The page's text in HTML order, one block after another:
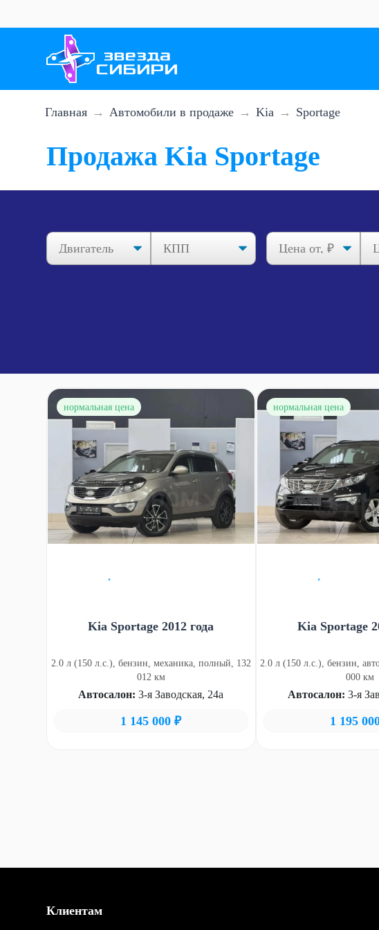
Главная Автомобили в продаже Kia Sportage
Продажа Kia Sportage
нормальная цена
Kia Sportage 2012 года
2.0 л (150 л.с.), бензин, механика, полный, 132
012 км
Автосалон: 3-я Заводская, 24а
1 145 000 ₽
нормальная цена
Kia Sportage
2.0 л (150 л.с.), бензин,
000 км
Автосалон: 3-я
1 195
Клиентам